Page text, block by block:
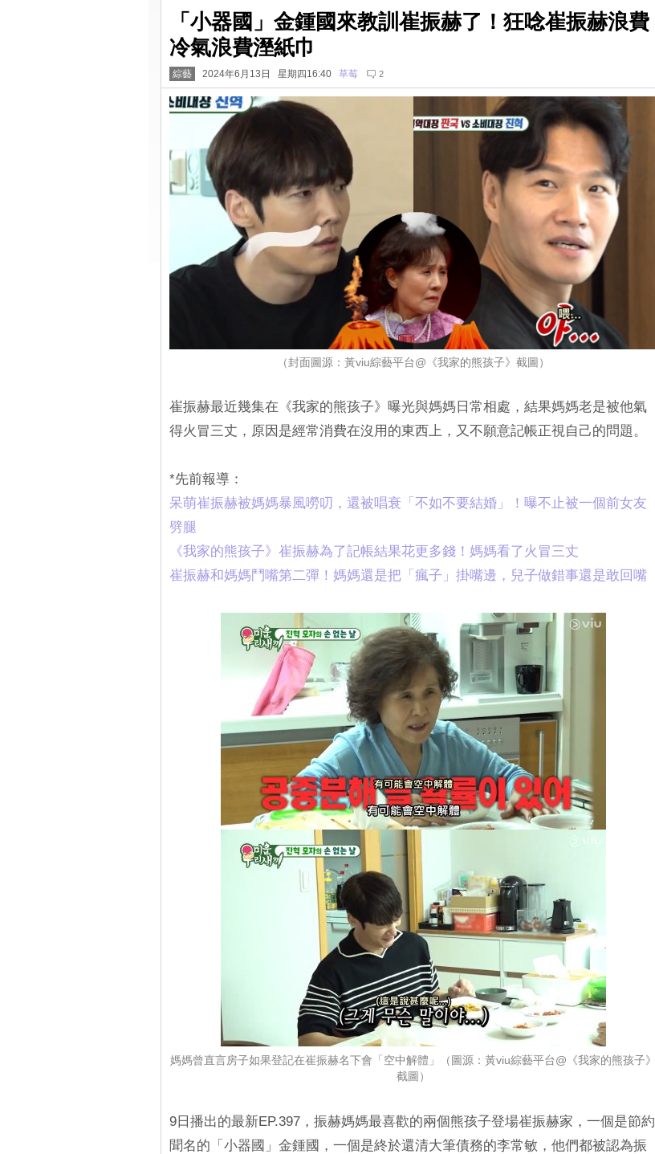
「小器國」金鍾國來教訓崔振赫了！狂唸崔振赫浪費
冷氣浪費溼紙巾
綜藝 2024年6月13日 星期四16:40 草莓 2
（封面圖源：黃viu綜藝平台@《我家的熊孩子》截圖）
崔振赫最近幾集在《我家的熊孩子》曝光與媽媽日常相處，結果媽媽老是被他氣
得火冒三丈，原因是經常消費在沒用的東西上，又不願意記帳正視自己的問題。
*先前報導：
呆萌崔振赫被媽媽暴風嘮叨，還被唱衰「不如不要結婚」！曝不止被一個前女友
劈腿
‎《我家的熊孩子》崔振赫為了記帳結果花更多錢！媽媽看了火冒三丈
崔振赫和媽媽鬥嘴第二彈！媽媽還是把「瘋子」掛嘴邊，兒子做錯事還是敢回嘴
媽媽曾直言房子如果登記在崔振赫名下會「空中解體」（圖源：黃viu綜藝平台@《我家的熊孩子》
截圖）
9日播出的最新EP.397，振赫媽媽最喜歡的兩個熊孩子登場崔振赫家，一個是節約
聞名的「小器國」金鍾國，一個是終於還清大筆債務的李常敏，他們都被認為振